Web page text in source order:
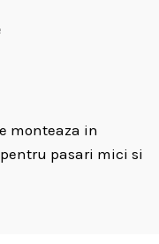
monteaza in
pasari mici si